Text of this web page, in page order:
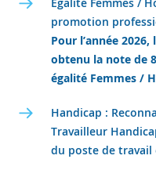
promotion
Pour l’année 2026,
obtenu la note de
égalité Femmes /
Handicap :
Travailleur
du poste de travail